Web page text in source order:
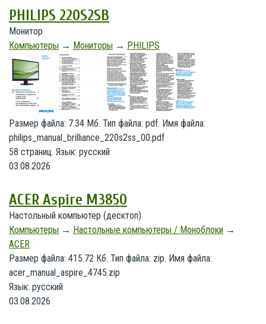
PHILIPS 220S2SB
Монитор
Компьютеры → Мониторы → PHILIPS
Размер файла: 7.34 Мб. Тип файла: pdf. Имя файла:
philips_manual_brilliance_220s2ss_00.pdf
58 страниц. Язык: русский
03.08.2026
ACER Aspire M3850
Настольный компьютер (десктоп)
Компьютеры → Настольные компьютеры / Моноблоки →
ACER
Размер файла: 415.72 Кб. Тип файла: zip. Имя файла:
acer_manual_aspire_4745.zip
Язык: русский
03.08.2026